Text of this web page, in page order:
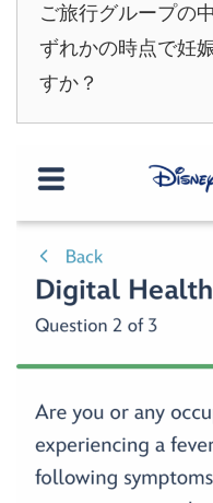
ご旅行グループの
ずれかの時点で妊
すか？